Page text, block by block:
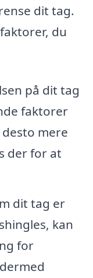
dit tag.
du
på dit tag
faktorer
mere
der for at
dit tag er
kan
for